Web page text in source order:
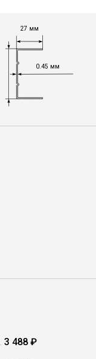
27 мм
0.45 мм
3 488 ₽